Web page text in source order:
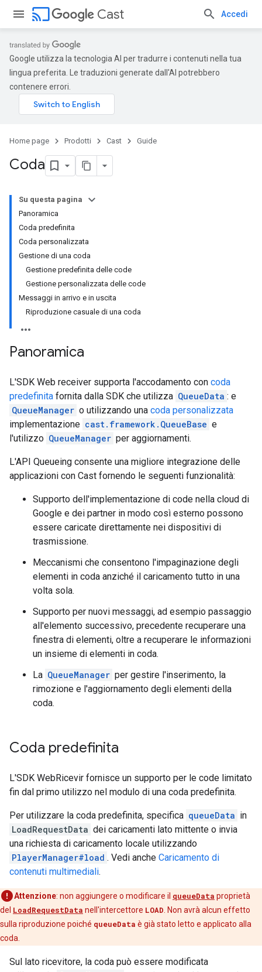
cast Cast Accedi
Google utilizza la tecnologia AI per tradurre i contenuti nella tua
lingua preferita. Le traduzioni generate dall'AI potrebbero
contenere errori.
Home page Prodotti Cast Guide
Coda
Su questa pagina
Panoramica
Coda predefinita
Coda personalizzata
Gestione di una coda
Gestione predefinita delle code
Gestione personalizzata delle code
Messaggi in arrivo e in uscita
Riproduzione casuale di una coda
Panoramica
L'SDK Web receiver supporta l'accodamento con coda
predefinita fornita dalla SDK che utilizza QueueData : e
QueueManager o utilizzando una coda personalizzata
implementazione cast.framework.QueueBase e
l'utilizzo QueueManager per aggiornamenti.
L'API Queueing consente una migliore integrazione delle
applicazioni con Cast fornendo le seguenti funzionalità:
Supporto dell'implementazione di code nella cloud di
Google e dei partner in modo così esterno possono
essere caricate direttamente nei dispositivi di
trasmissione.
Meccanismi che consentono l'impaginazione degli
elementi in coda anziché il caricamento tutto in una
volta sola.
Supporto per nuovi messaggi, ad esempio passaggio
all'elemento successivo, precedente recuperare una
finestra di elementi, oltre a recuperare le informazioni
un insieme di elementi in coda.
La QueueManager per gestire l'inserimento, la
rimozione e l'aggiornamento degli elementi della
coda.
Coda predefinita
L'SDK WebRicevir fornisce un supporto per le code limitato
fin dal primo utilizzo nel modulo di una coda predefinita.
Per utilizzare la coda predefinita, specifica queueData in
LoadRequestData dei caricamenti lato mittente o invia
una richiesta di caricamento locale utilizzando
PlayerManager#load . Vedi anche Caricamento di
contenuti multimediali.
Attenzione: non aggiungere o modificare il queueData proprietà
del LoadRequestData nell'intercettore LOAD . Non avrà alcun effetto
sulla riproduzione poiché queueData è già stato letto e applicato alla
coda.
Sul lato ricevitore, la coda può essere modificata